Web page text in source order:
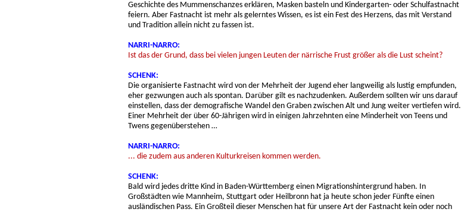
Geschichte des Mummenschanzes erklären, Masken basteln und Kindergarten- oder Schulfastnacht
feiern. Aber Fastnacht ist mehr als gelerntes Wissen, es ist ein Fest des Herzens, das mit Verstand
und Tradition allein nicht zu fassen ist.
NARRI-NARRO:
Ist das der Grund, dass bei vielen jungen Leuten der närrische Frust größer als die Lust scheint?
SCHENK:
Die organisierte Fastnacht wird von der Mehrheit der Jugend eher langweilig als lustig empfunden,
eher gezwungen auch als spontan. Darüber gilt es nachzudenken. Außerdem sollten wir uns darauf
einstellen, dass der demografische Wandel den Graben zwischen Alt und Jung weiter vertiefen wird.
Einer Mehrheit der über 60-Jährigen wird in einigen Jahrzehnten eine Minderheit von Teens und
Twens gegenüberstehen …
NARRI-NARRO:
... die zudem aus anderen Kulturkreisen kommen werden.
SCHENK:
Bald wird jedes dritte Kind in Baden-Württemberg einen Migrationshintergrund haben. In
Großstädten wie Mannheim, Stuttgart oder Heilbronn hat ja heute schon jeder Fünfte einen
ausländischen Pass. Ein Großteil dieser Menschen hat für unsere Art der Fastnacht kein oder noch